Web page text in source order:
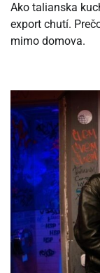
Ako talianska
export chutí.
mimo domova.